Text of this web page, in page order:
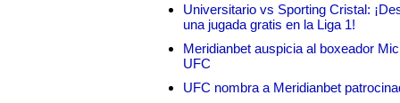
Universitario vs Sporting Cristal:
una jugada gratis en la Liga 1!
Meridianbet auspicia al boxeador
UFC
UFC nombra a Meridianbet